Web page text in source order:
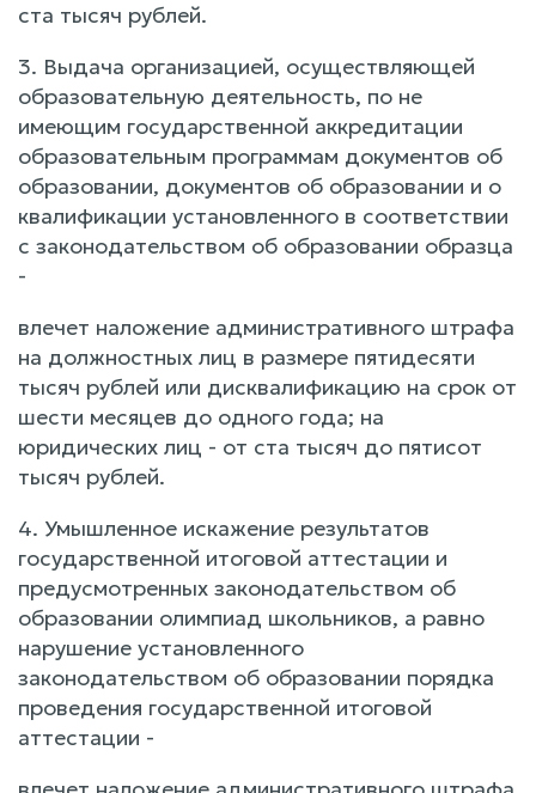
ста тысяч рублей.
3. Выдача организацией, осуществляющей
образовательную деятельность, по не
имеющим государственной аккредитации
образовательным программам документов об
образовании, документов об образовании и о
квалификации установленного в соответствии
с законодательством об образовании образца
-
влечет наложение административного штрафа
на должностных лиц в размере пятидесяти
тысяч рублей или дисквалификацию на срок от
шести месяцев до одного года; на
юридических лиц - от ста тысяч до пятисот
тысяч рублей.
4. Умышленное искажение результатов
государственной итоговой аттестации и
предусмотренных законодательством об
образовании олимпиад школьников, а равно
нарушение установленного
законодательством об образовании порядка
проведения государственной итоговой
аттестации -